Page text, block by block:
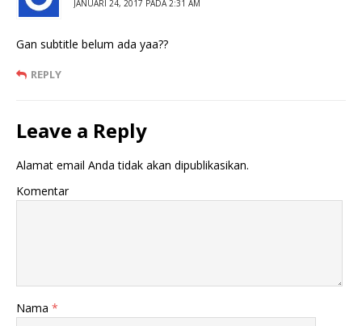
JANUARI 24, 2017 PADA 2:31 AM
Gan subtitle belum ada yaa??
REPLY
Leave a Reply
Alamat email Anda tidak akan dipublikasikan.
Komentar
Nama *